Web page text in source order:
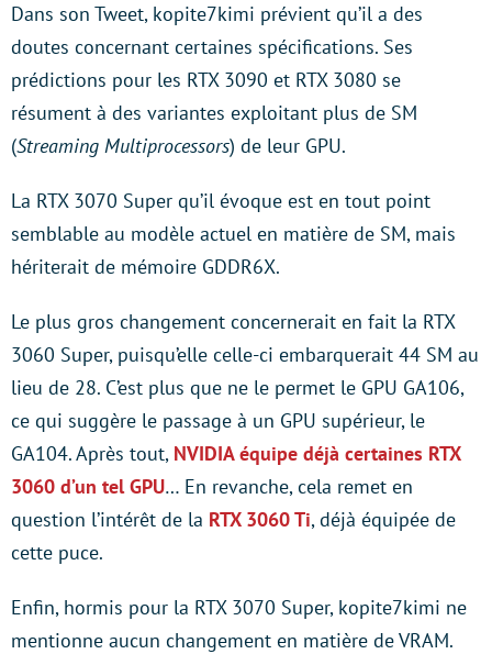
Dans son Tweet, kopite7kimi prévient qu’il a des
doutes concernant certaines spécifications. Ses
prédictions pour les RTX 3090 et RTX 3080 se
résument à des variantes exploitant plus de SM
(Streaming Multiprocessors) de leur GPU.
La RTX 3070 Super qu’il évoque est en tout point
semblable au modèle actuel en matière de SM, mais
hériterait de mémoire GDDR6X.
Le plus gros changement concernerait en fait la RTX
3060 Super, puisqu’elle celle-ci embarquerait 44 SM au
lieu de 28. C’est plus que ne le permet le GPU GA106,
ce qui suggère le passage à un GPU supérieur, le
GA104. Après tout, NVIDIA équipe déjà certaines RTX
3060 d’un tel GPU… En revanche, cela remet en
question l’intérêt de la RTX 3060 Ti, déjà équipée de
cette puce.
Enfin, hormis pour la RTX 3070 Super, kopite7kimi ne
mentionne aucun changement en matière de VRAM.